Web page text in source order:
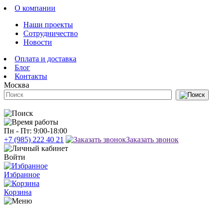
О компании
Наши проекты
Сотрудничество
Новости
Оплата и доставка
Блог
Контакты
Москва
Пн - Пт: 9:00-18:00
+7 (985) 222 40 21
Заказать звонок
Войти
Избранное
Корзина